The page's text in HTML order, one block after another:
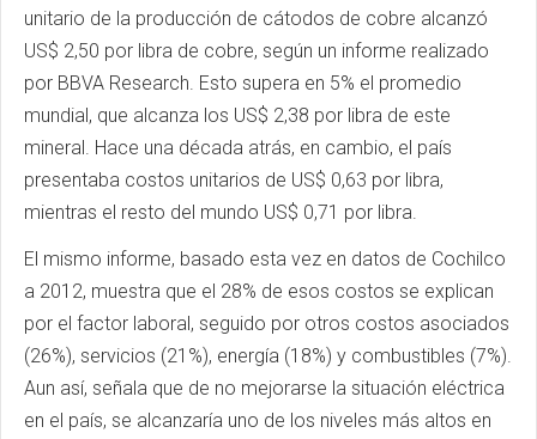
unitario de la producción de cátodos de cobre alcanzó
US$ 2,50 por libra de cobre, según un informe realizado
por BBVA Research. Esto supera en 5% el promedio
mundial, que alcanza los US$ 2,38 por libra de este
mineral. Hace una década atrás, en cambio, el país
presentaba costos unitarios de US$ 0,63 por libra,
mientras el resto del mundo US$ 0,71 por libra.
El mismo informe, basado esta vez en datos de Cochilco
a 2012, muestra que el 28% de esos costos se explican
por el factor laboral, seguido por otros costos asociados
(26%), servicios (21%), energía (18%) y combustibles (7%).
Aun así, señala que de no mejorarse la situación eléctrica
en el país, se alcanzaría uno de los niveles más altos en